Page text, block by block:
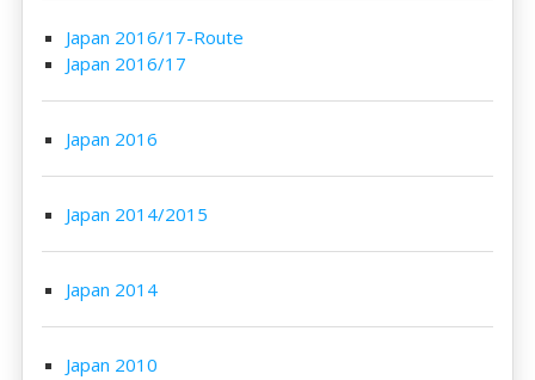
Japan 2016/17-Route
Japan 2016/17
Japan 2016
Japan 2014/2015
Japan 2014
Japan 2010